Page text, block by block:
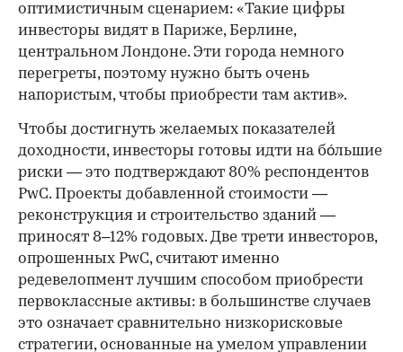
оптимистичным сценарием: «Такие цифры
инвесторы видят в Париже, Берлине,
центральном Лондоне. Эти города немного
перегреты, поэтому нужно быть очень
напористым, чтобы приобрести там актив».
Чтобы достигнуть желаемых показателей
доходности, инвесторы готовы идти на бо́льшие
риски — это подтверждают 80% респондентов
PwC. Проекты добавленной стоимости —
реконструкция и строительство зданий —
приносят 8–12% годовых. Две трети инвесторов,
опрошенных PwC, считают именно
редевелопмент лучшим способом приобрести
первоклассные активы: в большинстве случаев
это означает сравнительно низкорисковые
стратегии, основанные на умелом управлении